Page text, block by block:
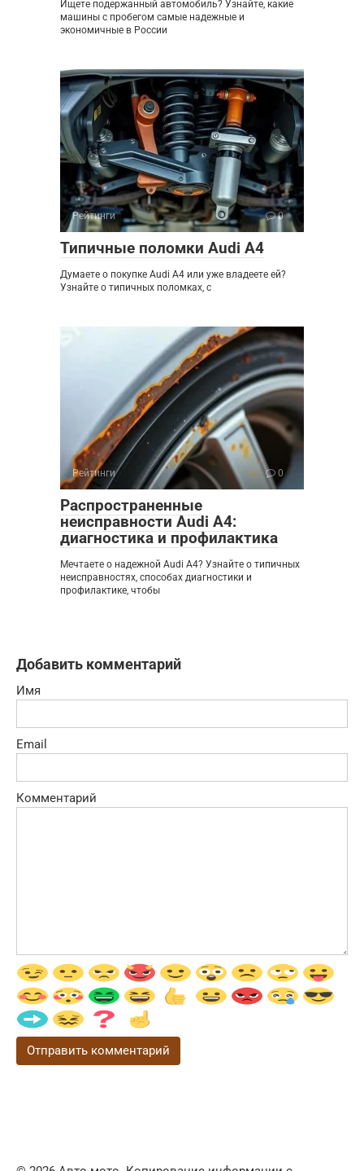
Ищете подержанный автомобиль? Узнайте, какие
машины с пробегом самые надежные и
экономичные в России
Рейтинги 0
Типичные поломки Audi A4
Думаете о покупке Audi A4 или уже владеете ей?
Узнайте о типичных поломках, с
Рейтинги 0
Распространенные
неисправности Audi A4:
диагностика и профилактика
Мечтаете о надежной Audi A4? Узнайте о типичных
неисправностях, способах диагностики и
профилактике, чтобы
Добавить комментарий
Имя
Email
Комментарий